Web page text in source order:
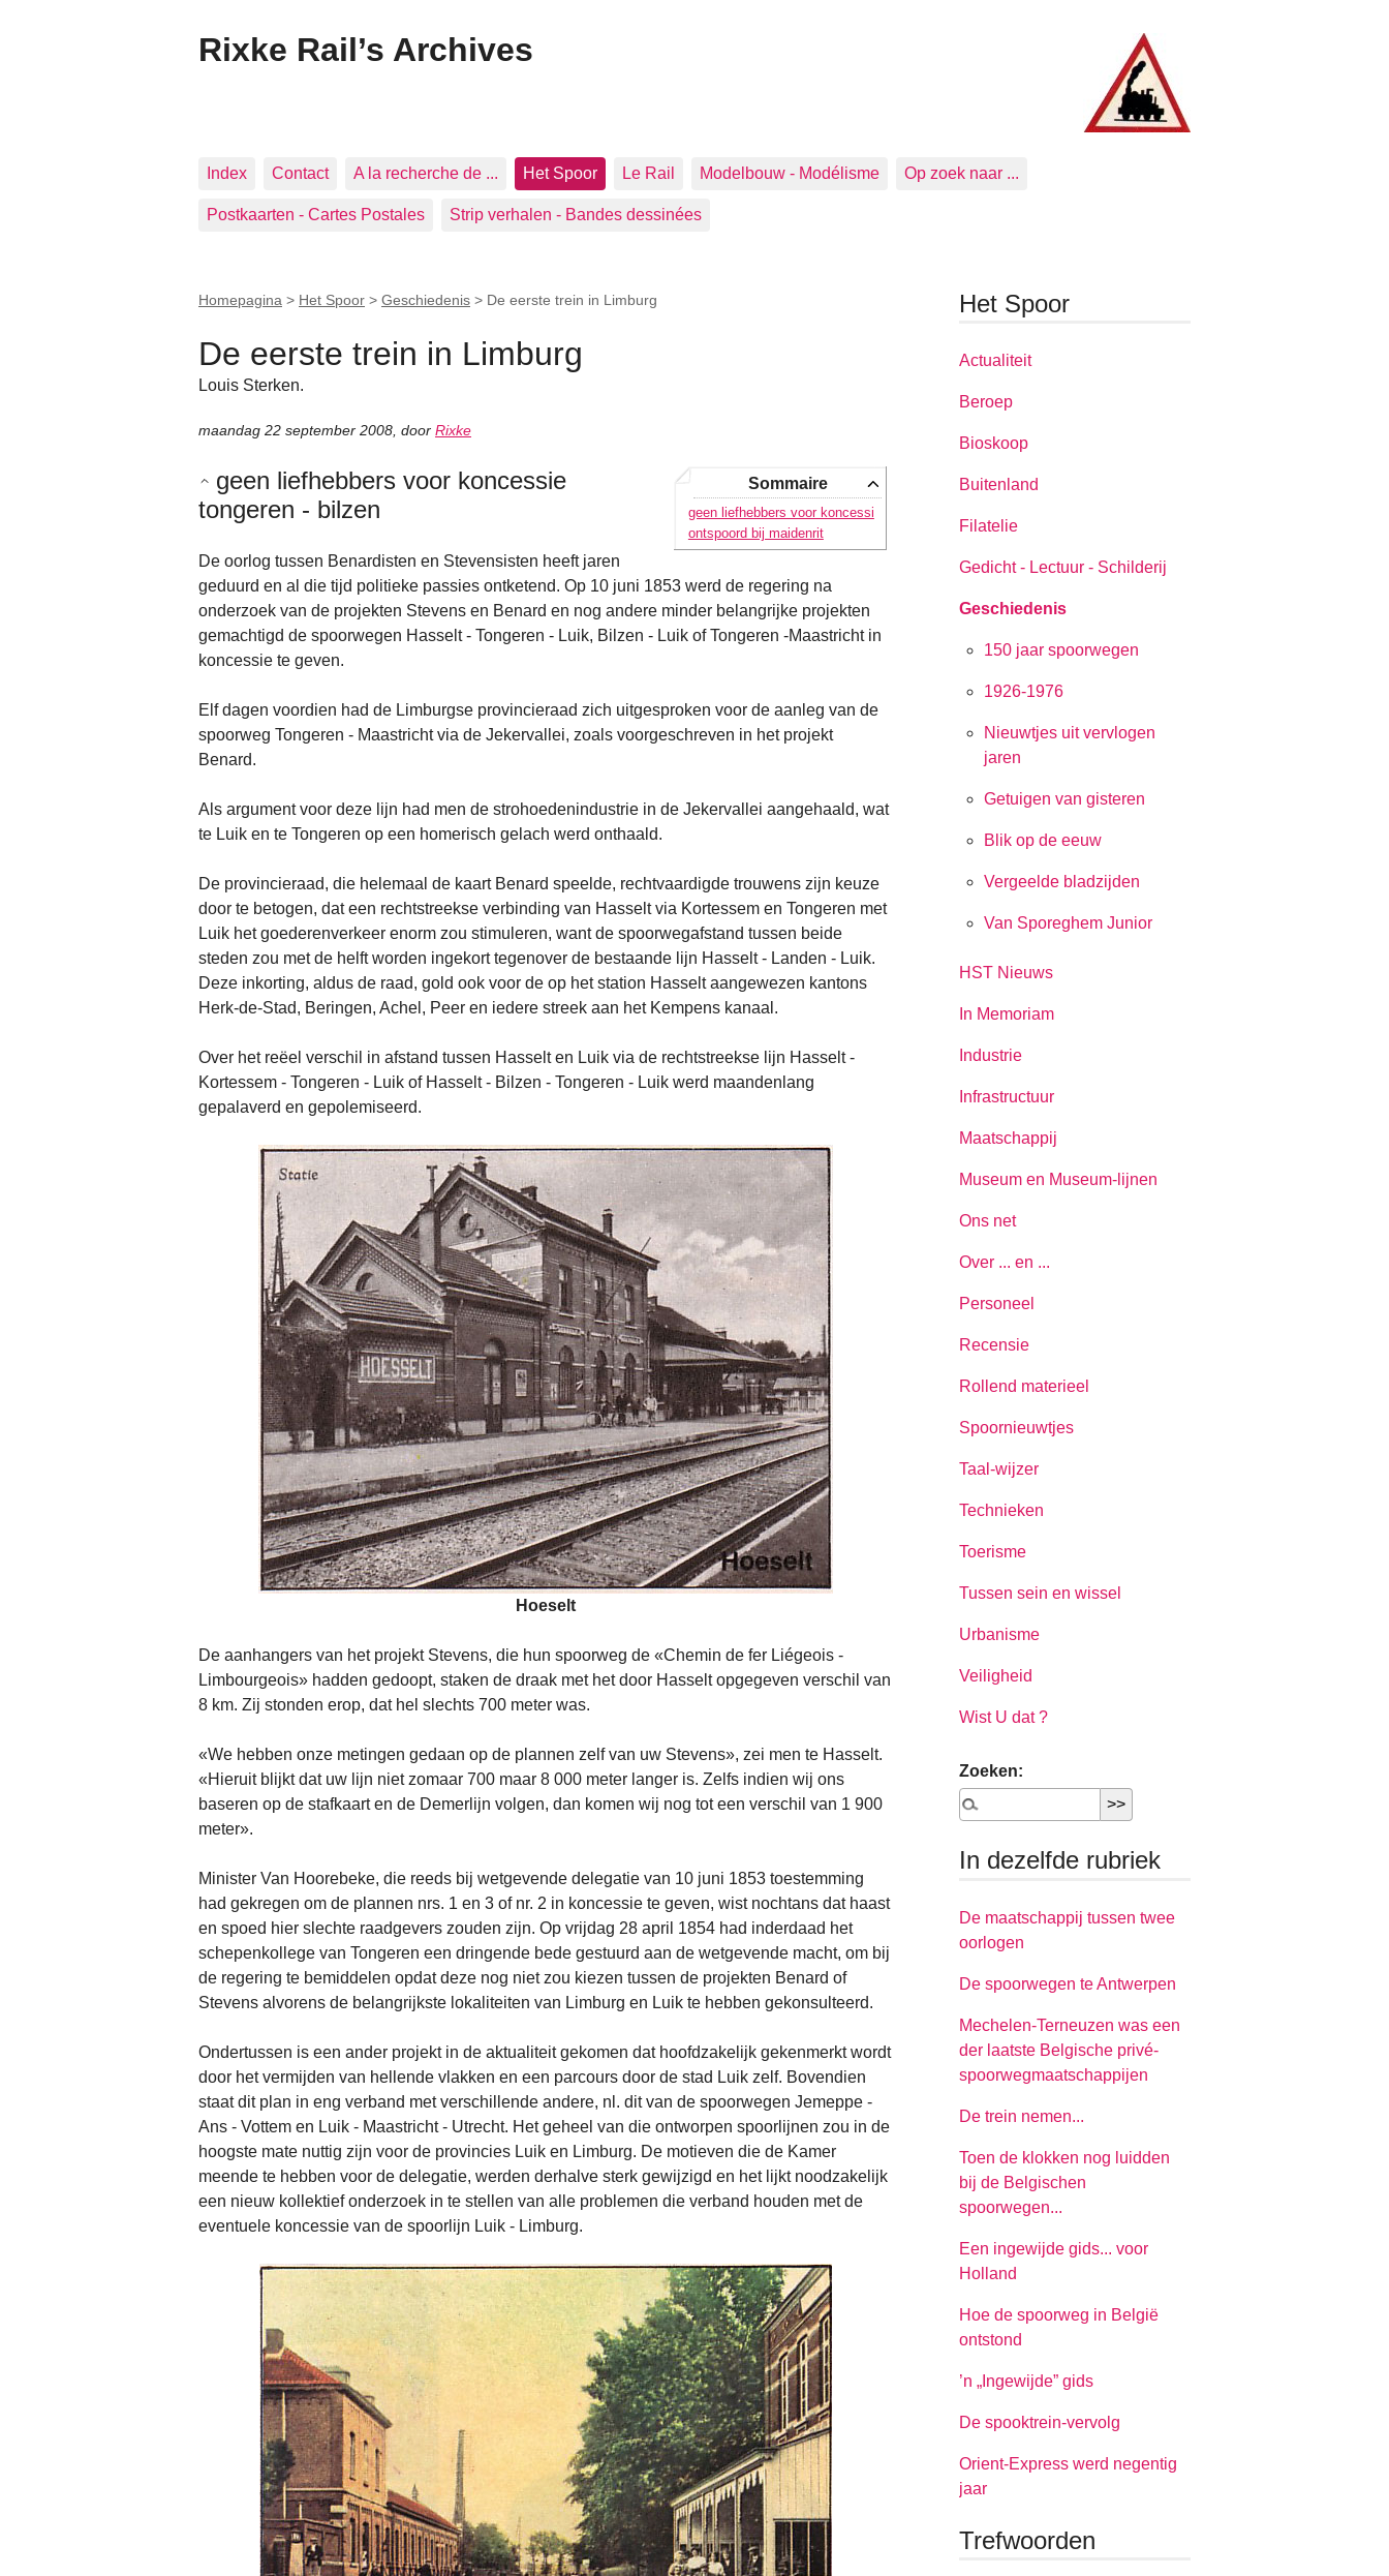
Rixke Rail’s Archives
Index Contact A la recherche de ... Het Spoor Le Rail Modelbouw - Modélisme Op zoek naar ...
Postkaarten - Cartes Postales Strip verhalen - Bandes dessinées
Homepagina > Het Spoor > Geschiedenis > De eerste trein in Limburg
De eerste trein in Limburg
Louis Sterken.
maandag 22 september 2008 door Rixke
Sommaire
geen liefhebbers voor koncessi
ontspoord bij maidenrit
geen liefhebbers voor koncessie
tongeren - bilzen
De oorlog tussen Benardisten en Stevensisten heeft jaren
geduurd en al die tijd politieke passies ontketend. Op 10 juni 1853 werd de regering na
onderzoek van de projekten Stevens en Benard en nog andere minder belangrijke projekten
gemachtigd de spoorwegen Hasselt - Tongeren - Luik, Bilzen - Luik of Tongeren -Maastricht in
koncessie te geven.
Elf dagen voordien had de Limburgse provincieraad zich uitgesproken voor de aanleg van de
spoorweg Tongeren - Maastricht via de Jekervallei, zoals voorgeschreven in het projekt
Benard.
Als argument voor deze lijn had men de strohoedenindustrie in de Jekervallei aangehaald, wat
te Luik en te Tongeren op een homerisch gelach werd onthaald.
De provincieraad, die helemaal de kaart Benard speelde, rechtvaardigde trouwens zijn keuze
door te betogen, dat een rechtstreekse verbinding van Hasselt via Kortessem en Tongeren met
Luik het goederenverkeer enorm zou stimuleren, want de spoorwegafstand tussen beide
steden zou met de helft worden ingekort tegenover de bestaande lijn Hasselt - Landen - Luik.
Deze inkorting, aldus de raad, gold ook voor de op het station Hasselt aangewezen kantons
Herk-de-Stad, Beringen, Achel, Peer en iedere streek aan het Kempens kanaal.
Over het reëel verschil in afstand tussen Hasselt en Luik via de rechtstreekse lijn Hasselt -
Kortessem - Tongeren - Luik of Hasselt - Bilzen - Tongeren - Luik werd maandenlang
gepalaverd en gepolemiseerd.
Hoeselt
De aanhangers van het projekt Stevens, die hun spoorweg de «Chemin de fer Liégeois -
Limbourgeois» hadden gedoopt, staken de draak met het door Hasselt opgegeven verschil van
8 km. Zij stonden erop, dat hel slechts 700 meter was.
«We hebben onze metingen gedaan op de plannen zelf van uw Stevens», zei men te Hasselt.
«Hieruit blijkt dat uw lijn niet zomaar 700 maar 8 000 meter langer is. Zelfs indien wij ons
baseren op de stafkaart en de Demerlijn volgen, dan komen wij nog tot een verschil van 1 900
meter».
Minister Van Hoorebeke, die reeds bij wetgevende delegatie van 10 juni 1853 toestemming
had gekregen om de plannen nrs. 1 en 3 of nr. 2 in koncessie te geven, wist nochtans dat haast
en spoed hier slechte raadgevers zouden zijn. Op vrijdag 28 april 1854 had inderdaad het
schepenkollege van Tongeren een dringende bede gestuurd aan de wetgevende macht, om bij
de regering te bemiddelen opdat deze nog niet zou kiezen tussen de projekten Benard of
Stevens alvorens de belangrijkste lokaliteiten van Limburg en Luik te hebben gekonsulteerd.
Ondertussen is een ander projekt in de aktualiteit gekomen dat hoofdzakelijk gekenmerkt wordt
door het vermijden van hellende vlakken en een parcours door de stad Luik zelf. Bovendien
staat dit plan in eng verband met verschillende andere, nl. dit van de spoorwegen Jemeppe -
Ans - Vottem en Luik - Maastricht - Utrecht. Het geheel van die ontworpen spoorlijnen zou in de
hoogste mate nuttig zijn voor de provincies Luik en Limburg. De motieven die de Kamer
meende te hebben voor de delegatie, werden derhalve sterk gewijzigd en het lijkt noodzakelijk
een nieuw kollektief onderzoek in te stellen van alle problemen die verband houden met de
eventuele koncessie van de spoorlijn Luik - Limburg.
Het Spoor
Actualiteit
Beroep
Bioskoop
Buitenland
Filatelie
Gedicht - Lectuur - Schilderij
Geschiedenis
150 jaar spoorwegen
1926-1976
Nieuwtjes uit vervlogen
jaren
Getuigen van gisteren
Blik op de eeuw
Vergeelde bladzijden
Van Sporeghem Junior
HST Nieuws
In Memoriam
Industrie
Infrastructuur
Maatschappij
Museum en Museum-lijnen
Ons net
Over ... en ...
Personeel
Recensie
Rollend materieel
Spoornieuwtjes
Taal-wijzer
Technieken
Toerisme
Tussen sein en wissel
Urbanisme
Veiligheid
Wist U dat ?
Zoeken:
In dezelfde rubriek
De maatschappij tussen twee
oorlogen
De spoorwegen te Antwerpen
Mechelen-Terneuzen was een
der laatste Belgische privé-
spoorwegmaatschappijen
De trein nemen...
Toen de klokken nog luidden
bij de Belgischen
spoorwegen...
Een ingewijde gids... voor
Holland
Hoe de spoorweg in België
ontstond
’n „Ingewijde” gids
De spooktrein-vervolg
Orient-Express werd negentig
jaar
Trefwoorden